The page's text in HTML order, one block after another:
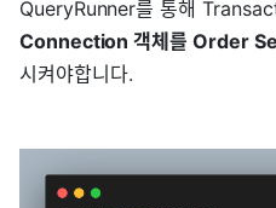
QueryRunner를 통해
Connection 객체를 Order
시켜야합니다.